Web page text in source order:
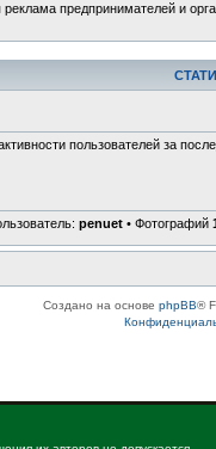
предпринимателей и
пользователей за
penuet• Фотографий
Создано на основеphpBB®